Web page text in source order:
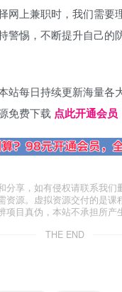
网上兼职时，我们需要
警惕，不断提升自己的
站每日持续更新海量各
免费下载 点此开通会员
分享，如有侵权请联系我们
资源。虚拟资源交付的是课
项目真伪，本站不承担所产
THE END